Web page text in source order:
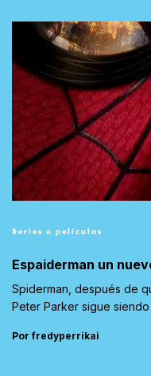
Series o películas
Espaiderman un
Spiderman, después de
Peter Parker sigue siendo
Por fredyperrikai